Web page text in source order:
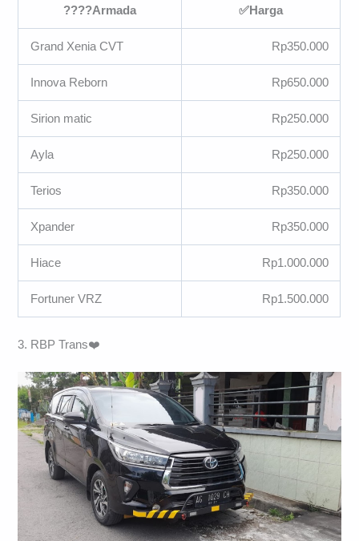
????Armada ✅Harga
Grand Xenia CVT Rp350.000
Innova Reborn Rp650.000
Sirion matic Rp250.000
Ayla Rp250.000
Terios Rp350.000
Xpander Rp350.000
Hiace Rp1.000.000
Fortuner VRZ Rp1.500.000
3. RBP Trans❤️